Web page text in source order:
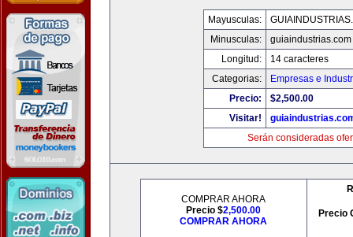
Mayusculas:
Minusculas:
guiaindustrias.com
Longitud:
14 caracteres
Categorias:
Empresas e
Precio:
$2,500.00
Visitar!
Serán consideradas
COMPRAR AHORA
Precio $2,500.00
COMPRAR AHORA
Precio